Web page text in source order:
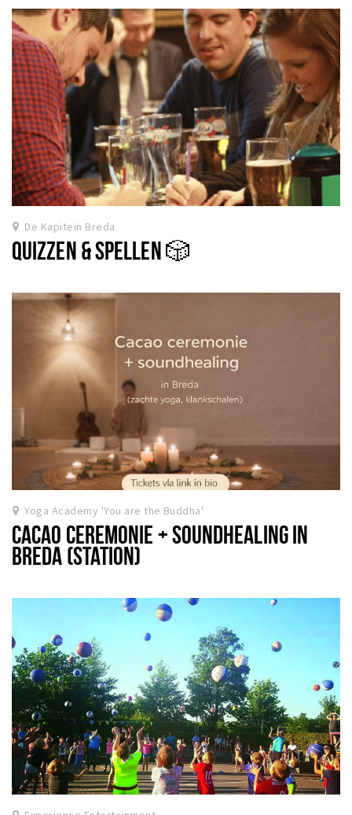
De Kapitein Breda
QUIZZEN & SPELLEN 🎲
Yoga Academy 'You are the Buddha'
CACAO CEREMONIE + SOUNDHEALING IN
BREDA (STATION)